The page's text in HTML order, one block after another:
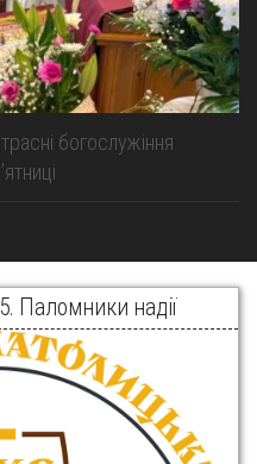
богослужіння
Паломники надії